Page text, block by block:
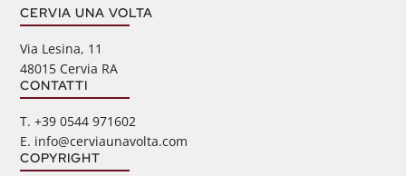
CERVIA UNA VOLTA
Via Lesina, 11
48015 Cervia RA
CONTATTI
‭T. +39 0544 971602
E. info@cerviaunavolta.com
COPYRIGHT